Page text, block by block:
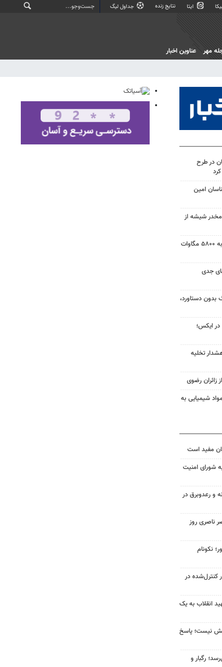
ایتا نتایج زنده جداول لیگ
مهر عناوین اخبار
در طرح
امین
ماده مخدر شیشه از
ظرفیت نیروگاه‌های تجدیدپذیر به ۵۸۰۰ مگاوات
جدی
بدون دستاورد،
در ایکس؛
تخلیه
زائران رضوی
شیمیایی به
مفید است
شورای امنیت
و رعدوبرق در
ناصری روز
نکونام
کنترل‌شده در
انقلاب به یک
نیست؛ پاسخ
رگبار و